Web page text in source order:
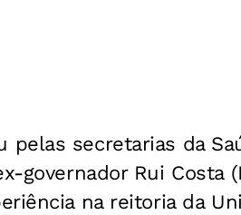
pelas secretarias da
governador Rui Costa
na reitoria da